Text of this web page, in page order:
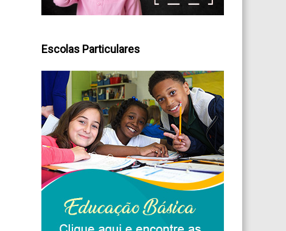
Escolas Particulares